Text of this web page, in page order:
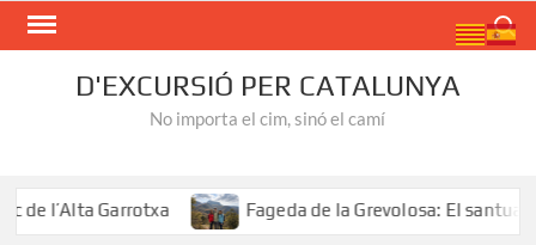
Skip
D'EXCURSIÓ PER CATALUNYA
No importa el cim, sinó el camí
de l’Alta Garrotxa Fageda de la Grevolosa: El santuari